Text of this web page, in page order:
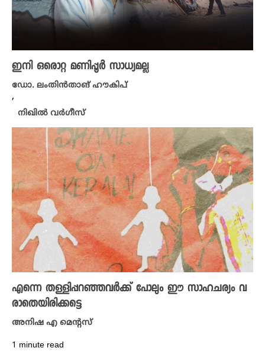
ഇനി ഒരൊറ്റ മണിപ്പൂർ സാധ്യമല്ല
ഡോ. ലംതിൻതാങ് ഹൗകിപ്
,
നിഖില്‍ വര്‍ഗീസ്‌
എന്നെ തള്ളിപ്പറഞ്ഞവർക്ക് പോലും ഈ സാഹചര്യം വ
രാതെയിരിക്കട്ടെ
അനിഷ എ മെന്റസ്
1 minute read